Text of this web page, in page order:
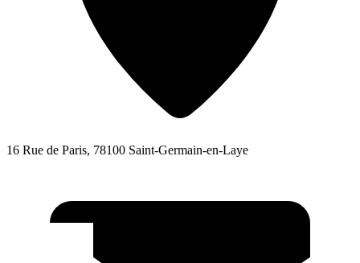
16 Rue de Paris, 78100 Saint-Germain-en-Laye